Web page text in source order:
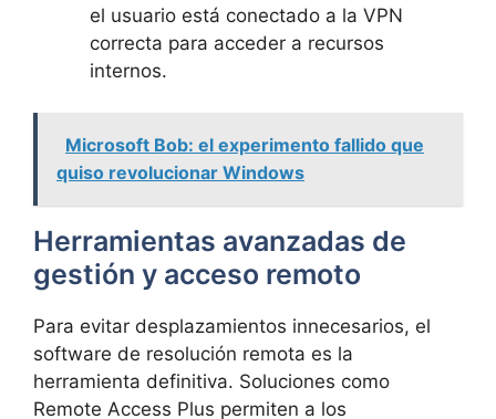
el usuario está conectado a la VPN
correcta para acceder a recursos
internos.
Microsoft Bob: el experimento fallido que
quiso revolucionar Windows
Herramientas avanzadas de
gestión y acceso remoto
Para evitar desplazamientos innecesarios, el
software de resolución remota es la
herramienta definitiva. Soluciones como
Remote Access Plus permiten a los